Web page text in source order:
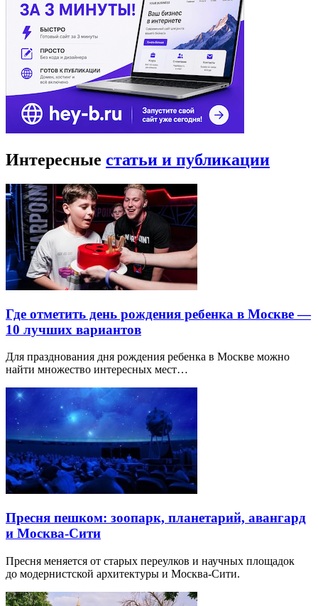
Интересные статьи и публикации
Где отметить день рождения ребенка в Москве —
10 лучших вариантов
Для празднования дня рождения ребенка в Москве можно
найти множество интересных мест…
Пресня пешком: зоопарк, планетарий, авангард
и Москва-Сити
Пресня меняется от старых переулков и научных площадок
до модернистской архитектуры и Москва-Сити.